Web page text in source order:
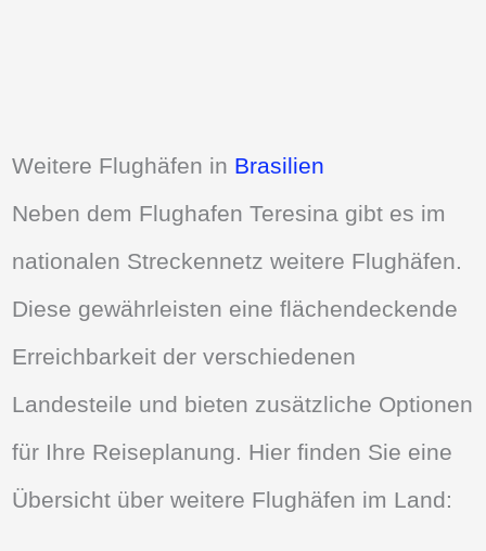
Weitere Flughäfen in Brasilien
Neben dem Flughafen Teresina gibt es im
nationalen Streckennetz weitere Flughäfen.
Diese gewährleisten eine flächendeckende
Erreichbarkeit der verschiedenen
Landesteile und bieten zusätzliche Optionen
für Ihre Reiseplanung. Hier finden Sie eine
Übersicht über weitere Flughäfen im Land: